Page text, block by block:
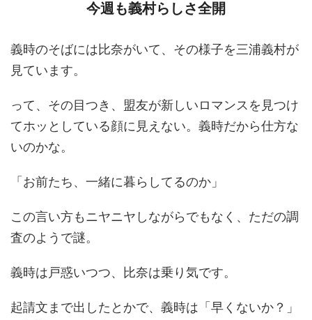
今週も義村らしさ全開
義時のそばには比奈がいて、その様子を三浦義村が
見ています。
って、その目つき、盟友が新しいロマンスを見つけ
てホッとしている顔に見えない。義時だから仕方な
いのかな。
「お前たち、一緒に暮らしてるのか」
この言い方もニヤニヤしながらでもなく、ただの調
査のようで謎。
義時は戸惑いつつ、比奈は乗り気です。
起請文まで出したとかで、義時は「早くないか？」